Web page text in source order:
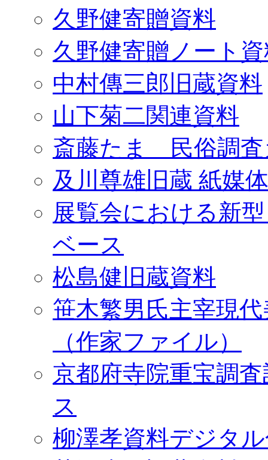
久野健寄贈資料
久野健寄贈ノート
中村傳三郎旧蔵資料
山下菊二関連資料
斎藤たま 民俗調査
及川尊雄旧蔵 紙媒
展覧会における新
ベース
松島健旧蔵資料
笹木繁男氏主宰現
（作家ファイル）
京都府寺院重宝調
ス
柳澤孝資料デジタ